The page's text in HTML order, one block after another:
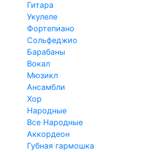
Гитара
Укулеле
Фортепиано
Сольфеджио
Барабаны
Вокал
Мюзикл
Ансамбли
Хор
Народные
Все Народные
Аккордеон
Губная гармошка